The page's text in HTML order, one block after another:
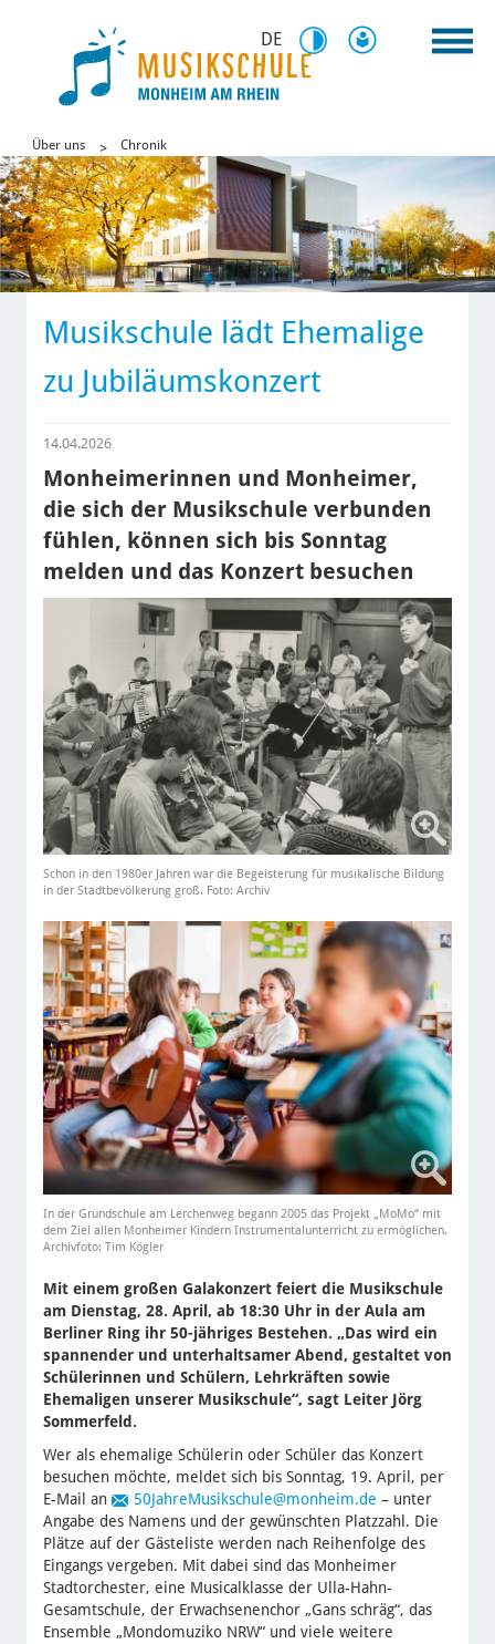
DE
Über uns Chronik
Musikschule lädt Ehemalige
zu Jubiläumskonzert
14.04.2026
Monheimerinnen und Monheimer,
die sich der Musikschule verbunden
fühlen, können sich bis Sonntag
melden und das Konzert besuchen
Schon in den 1980er Jahren war die Begeisterung für musikalische Bildung
in der Stadtbevölkerung groß. Foto: Archiv
In der Grundschule am Lerchenweg begann 2005 das Projekt „MoMo“ mit
dem Ziel allen Monheimer Kindern Instrumentalunterricht zu ermöglichen.
Archivfoto: Tim Kögler
Mit einem großen Galakonzert feiert die Musikschule
am Dienstag, 28. April, ab 18:30 Uhr in der Aula am
Berliner Ring ihr 50-jähriges Bestehen. „Das wird ein
spannender und unterhaltsamer Abend, gestaltet von
Schülerinnen und Schülern, Lehrkräften sowie
Ehemaligen unserer Musikschule“, sagt Leiter Jörg
Sommerfeld.
Wer als ehemalige Schülerin oder Schüler das Konzert
besuchen möchte, meldet sich bis Sonntag, 19. April, per
E-Mail an
50JahreMusikschule@monheim.de – unter
Angabe des Namens und der gewünschten Platzzahl. Die
Plätze auf der Gästeliste werden nach Reihenfolge des
Eingangs vergeben. Mit dabei sind das Monheimer
Stadtorchester, eine Musicalklasse der Ulla-Hahn-
Gesamtschule, der Erwachsenenchor „Gans schräg“, das
Ensemble „Mondomuziko NRW“ und viele weitere